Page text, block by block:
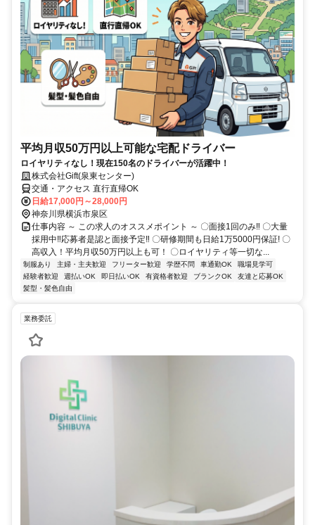
平均月収50万円以上可能な宅配ドライバー
ロイヤリティなし！現在150名のドライバーが活躍中！
株式会社Gift(泉東センター)
交通・アクセス 直行直帰OK
日給17,000円～28,000円
神奈川県横浜市泉区
仕事内容 ～ この求人のオススメポイント ～ 〇面接1回のみ‼ 〇大量
採用中‼応募者是認と面接予定‼ 〇研修期間も日給1万5000円保証! 〇
高収入！平均月収50万円以上も可！ 〇ロイヤリティ等一切な...
制服あり 主婦・主夫歓迎 フリーター歓迎 学歴不問 車通勤OK
職場見学可
経験者歓迎
週払いOK 即日払いOK 有資格者歓迎 ブランクOK
友達と応募OK
髪型・髪色自由
業務委託